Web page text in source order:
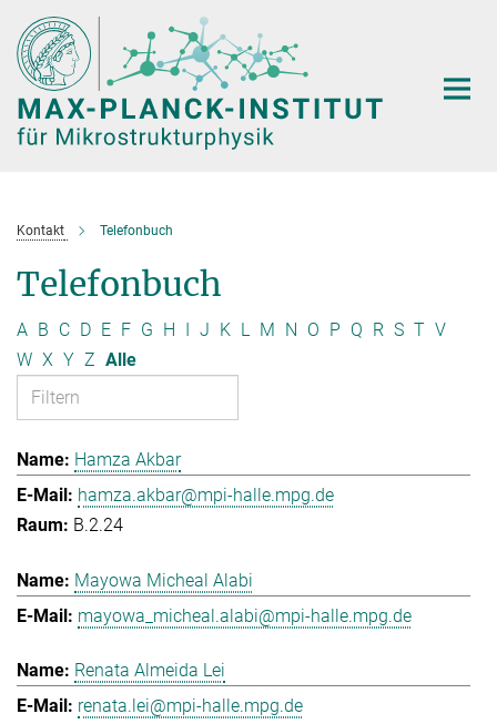
Hauptinhalt
Kontakt Telefonbuch
Telefonbuch
A B C D E F G H I J K L M N O P Q R S T V
W X Y Z Alle
Hamza Akbar
hamza.akbar@mpi-halle.mpg.de
B.2.24
Mayowa Micheal Alabi
mayowa_micheal.alabi@mpi-halle.mpg.de
Renata Almeida Lei
renata.lei@mpi-halle.mpg.de